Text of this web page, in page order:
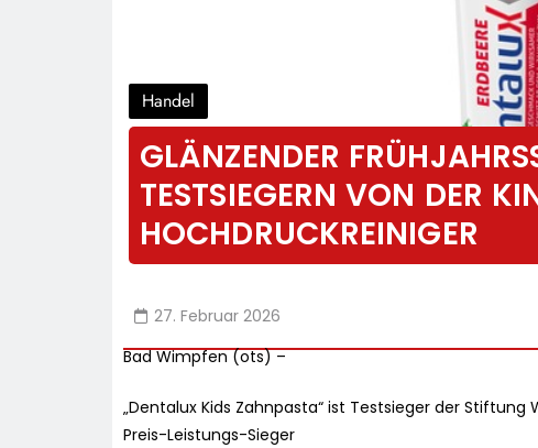
Handel
GLÄNZENDER
TESTSIEGERN VON DER
HOCHDRUCKREINIGER
27. Februar 2026
Bad Wimpfen (ots) –
„Dentalux Kids Zahnpasta“ ist Testsieger der Stiftung
Preis-Leistungs-Sieger